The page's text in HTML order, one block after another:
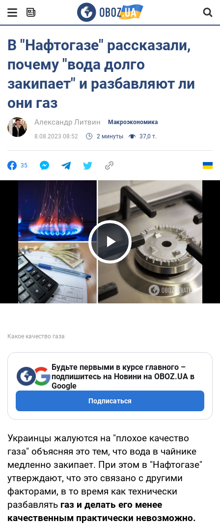
В "Нафтогазе" рассказали,
почему "вода долго
закипает" и разбавляют ли
они газ
Александр Литвин Mакроэкономика
8.08.2023 08:52 2 минуты 37,0 т.
35
Play Video
Будьте первыми в курсе главного –
подпишитесь на Новини на OBOZ.UA в
Google
Подписаться
Украинцы жалуются на "плохое качество
газа" объясняя это тем, что вода в чайнике
медленно закипает. При этом в "Нафтогазе"
утверждают, что это связано с другими
факторами, в то время как технически
разбавлять газ и делать его менее
качественным практически невозможно.